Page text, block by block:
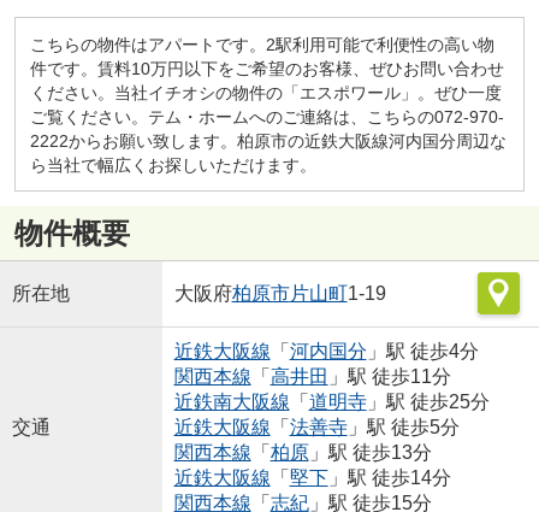
こちらの物件はアパートです。2駅利用可能で利便性の高い物
件です。賃料10万円以下をご希望のお客様、ぜひお問い合わせ
ください。当社イチオシの物件の「エスポワール」。ぜひ一度
ご覧ください。テム・ホームへのご連絡は、こちらの072-970-
2222からお願い致します。柏原市の近鉄大阪線河内国分周辺な
ら当社で幅広くお探しいただけます。
物件概要
所在地 大阪府柏原市片山町1-19
交通
近鉄大阪線 「 河内国分 」駅 徒歩4分
関西本線 「 高井田 」駅 徒歩11分
近鉄南大阪線 「 道明寺」駅 徒歩25分
近鉄大阪線 「 法善寺」駅 徒歩5分
関西本線 「 柏原」駅 徒歩13分
近鉄大阪線 「 堅下」駅 徒歩14分
関西本線 「 志紀」駅 徒歩15分